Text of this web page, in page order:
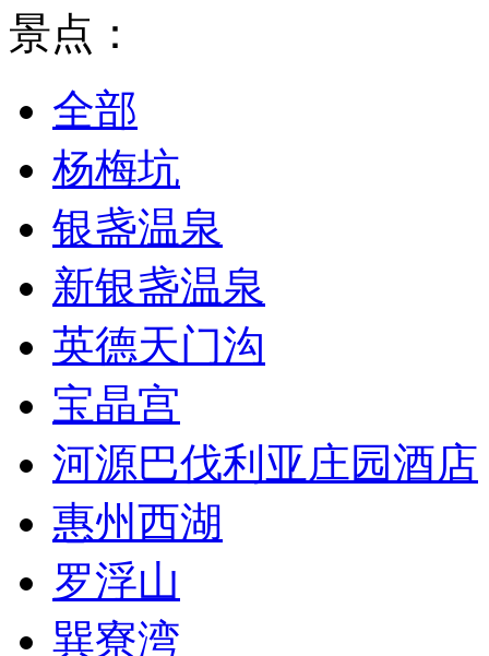
景点：
全部
杨梅坑
银盏温泉
新银盏温泉
英德天门沟
宝晶宫
河源巴伐利亚庄园酒店
惠州西湖
罗浮山
巽寮湾